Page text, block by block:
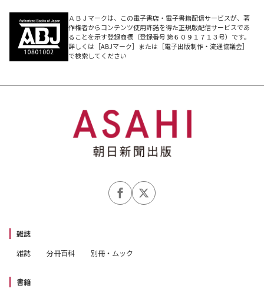
ＡＢＪマークは、この電子書店・電子書籍配信サービスが、著
作権者からコンテンツ使用許諾を得た正規版配信サービスであ
ることを示す登録商標（登録番号 第６０９１７１３号）です。
詳しくは［ABJマーク］または［電子出版制作・流通協議会］
で検索してください
雑誌
雑誌
分冊百科 別冊・ムック
書籍